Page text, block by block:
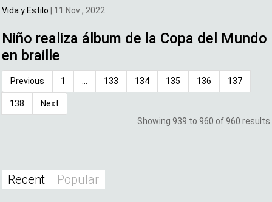
Vida y Estilo 11 Nov , 2022
Niño realiza álbum de la Copa del Mundo
en braille
Previous 1 … 133 134 135 136 137
138
Next
Showing 939 to 960 of 960 results
Recent Popular